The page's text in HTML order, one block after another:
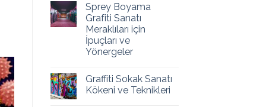
Sprey Boyama
Grafiti Sanatı
Meraklıları için
İpuçları ve
Yönergeler
Graffiti Sokak Sanatı
Kökeni ve Teknikleri